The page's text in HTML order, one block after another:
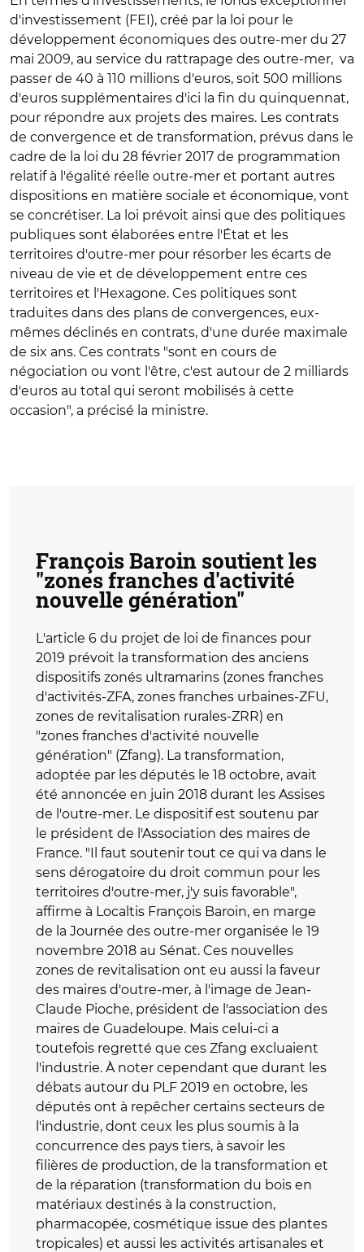
d'investissement (FEI), créé par la loi pour le
développement économiques des outre-mer du 27
mai 2009, au service du rattrapage des outre-mer, va
passer de 40 à 110 millions d'euros, soit 500 millions
d'euros supplémentaires d'ici la fin du quinquennat,
pour répondre aux projets des maires. Les contrats
de convergence et de transformation, prévus dans le
cadre de la loi du 28 février 2017 de programmation
relatif à l'égalité réelle outre-mer et portant autres
dispositions en matière sociale et économique, vont
se concrétiser. La loi prévoit ainsi que des politiques
publiques sont élaborées entre l'État et les
territoires d'outre-mer pour résorber les écarts de
niveau de vie et de développement entre ces
territoires et l'Hexagone. Ces politiques sont
traduites dans des plans de convergences, eux-
mêmes déclinés en contrats, d'une durée maximale
de six ans. Ces contrats "sont en cours de
négociation ou vont l'être, c'est autour de 2 milliards
d'euros au total qui seront mobilisés à cette
occasion", a précisé la ministre.
François Baroin soutient les
"zones franches d'activité
nouvelle génération"
L'article 6 du projet de loi de finances pour
2019 prévoit la transformation des anciens
dispositifs zonés ultramarins (zones franches
d'activités-ZFA, zones franches urbaines-ZFU,
zones de revitalisation rurales-ZRR) en
"zones franches d'activité nouvelle
génération" (Zfang). La transformation,
adoptée par les députés le 18 octobre, avait
été annoncée en juin 2018 durant les Assises
de l'outre-mer. Le dispositif est soutenu par
le président de l'Association des maires de
France. "Il faut soutenir tout ce qui va dans le
sens dérogatoire du droit commun pour les
territoires d'outre-mer, j'y suis favorable",
affirme à Localtis François Baroin, en marge
de la Journée des outre-mer organisée le 19
novembre 2018 au Sénat. Ces nouvelles
zones de revitalisation ont eu aussi la faveur
des maires d'outre-mer, à l'image de Jean-
Claude Pioche, président de l'association des
maires de Guadeloupe. Mais celui-ci a
toutefois regretté que ces Zfang excluaient
l'industrie. À noter cependant que durant les
débats autour du PLF 2019 en octobre, les
députés ont à repêcher certains secteurs de
l'industrie, dont ceux les plus soumis à la
concurrence des pays tiers, à savoir les
filières de production, de la transformation et
de la réparation (transformation du bois en
matériaux destinés à la construction,
pharmacopée, cosmétique issue des plantes
tropicales) et aussi les activités artisanales et